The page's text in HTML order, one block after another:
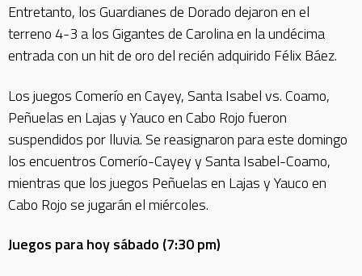
Entretanto, los Guardianes de Dorado dejaron en el
terreno 4-3 a los Gigantes de Carolina en la undécima
entrada con un hit de oro del recién adquirido Félix Báez.
Los juegos Comerío en Cayey, Santa Isabel vs. Coamo,
Peñuelas en Lajas y Yauco en Cabo Rojo fueron
suspendidos por lluvia. Se reasignaron para este domingo
los encuentros Comerío-Cayey y Santa Isabel-Coamo,
mientras que los juegos Peñuelas en Lajas y Yauco en
Cabo Rojo se jugarán el miércoles.
Juegos para hoy sábado (7:30 pm)